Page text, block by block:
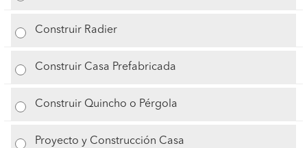
Construir Radier
Construir Casa Prefabricada
Construir Quincho o Pérgola
Proyecto y Construcción Casa